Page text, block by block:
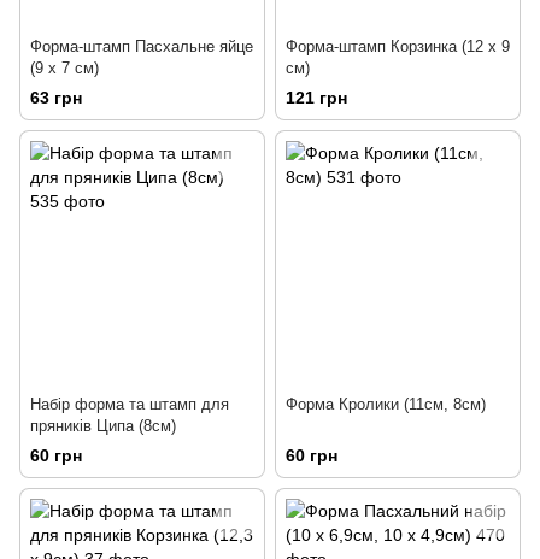
Форма-штамп Пасхальне яйце
(9 х 7 см)
63 грн
Форма-штамп Корзинка (12 х 9
см)
121 грн
Набір форма та штамп для
пряників Ципа (8см)
60 грн
Форма Кролики (11см, 8см)
60 грн